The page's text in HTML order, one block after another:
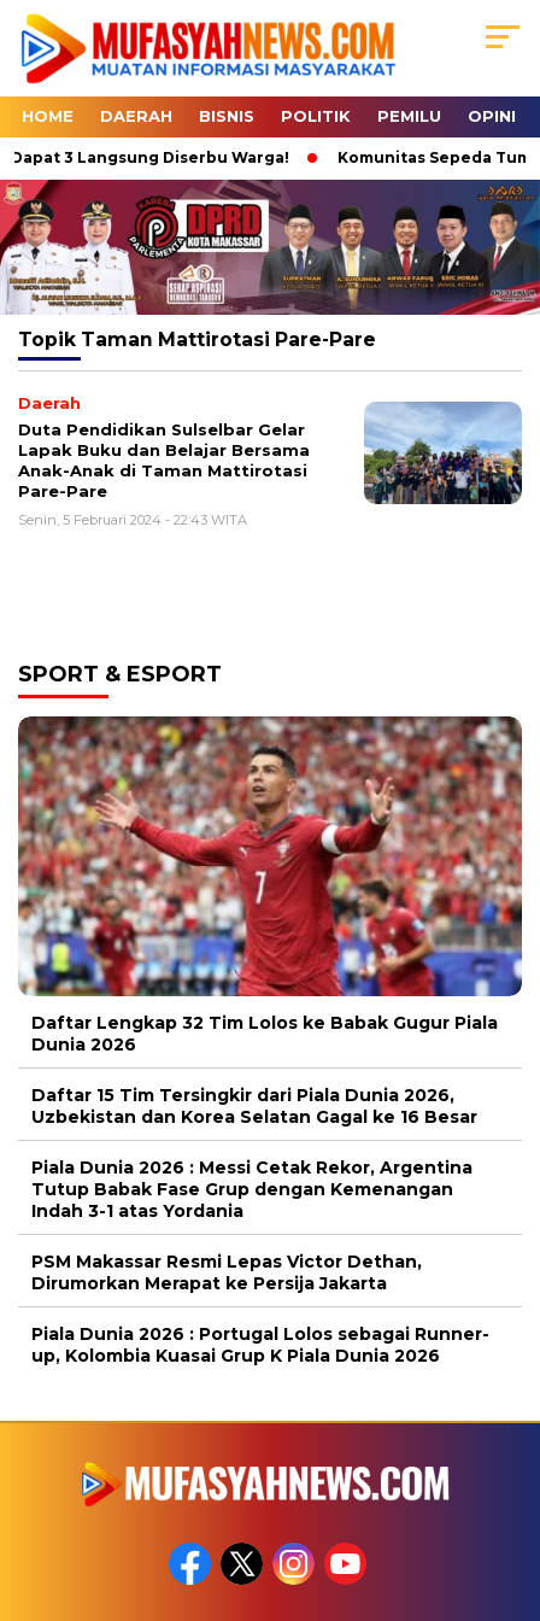
HOME DAERAH BISNIS POLITIK PEMILU OPINI
3 Langsung Diserbu Warga! Komunitas Sepeda
Topik Taman Mattirotasi Pare-Pare
Daerah
Duta Pendidikan Sulselbar Gelar
Lapak Buku dan Belajar Bersama
Anak-Anak di Taman Mattirotasi
Pare-Pare
Senin, 5 Februari 2024 - 22:43 WITA
SPORT & ESPORT
Daftar Lengkap 32 Tim Lolos ke Babak Gugur Piala
Dunia 2026
Daftar 15 Tim Tersingkir dari Piala Dunia 2026,
Uzbekistan dan Korea Selatan Gagal ke 16 Besar
Piala Dunia 2026 : Messi Cetak Rekor, Argentina
Tutup Babak Fase Grup dengan Kemenangan
Indah 3-1 atas Yordania
PSM Makassar Resmi Lepas Victor Dethan,
Dirumorkan Merapat ke Persija Jakarta
Piala Dunia 2026 : Portugal Lolos sebagai Runner-
up, Kolombia Kuasai Grup K Piala Dunia 2026